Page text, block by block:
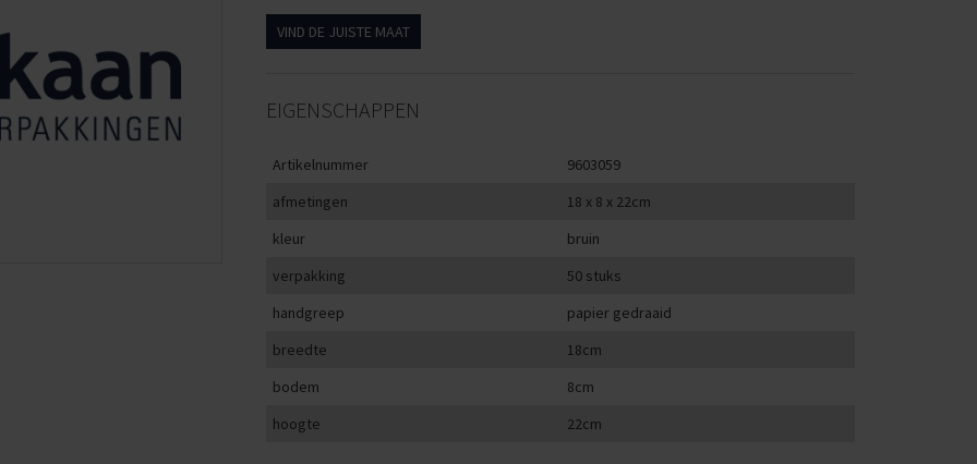
VIND DE JUISTE MAAT
EIGENSCHAPPEN
Artikelnummer
9603059
afmetingen
18 x 8 x 22cm
kleur
bruin
verpakking
50 stuks
handgreep
papier gedraaid
breedte
18cm
bodem
8cm
hoogte
22cm